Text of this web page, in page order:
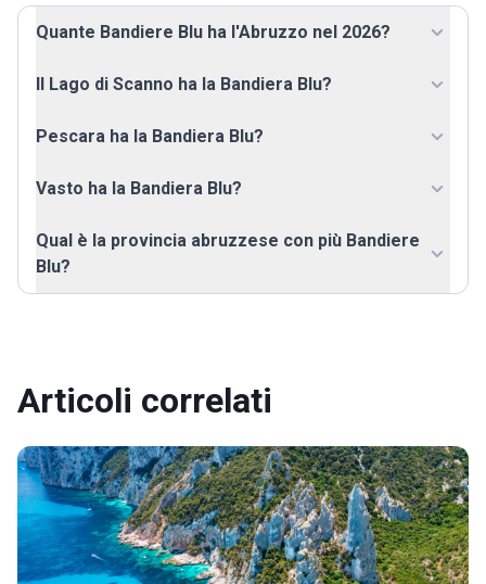
Quante Bandiere Blu ha l'Abruzzo nel 2026?
Il Lago di Scanno ha la Bandiera Blu?
Pescara ha la Bandiera Blu?
Vasto ha la Bandiera Blu?
Qual è la provincia abruzzese con più Bandiere
Blu?
Articoli correlati